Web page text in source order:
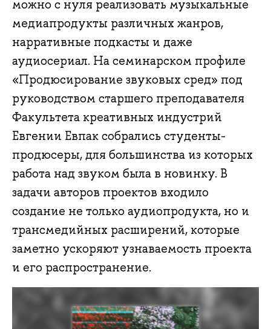
можно с нуля реализовать музыкальные
медиапродукты различных жанров,
нарративные подкасты и даже
аудиосериал. На семинарском профиле
«Продюсирование звуковых сред» под
руководством старшего преподавателя
Факультета креативных индустрий
Евгении Евпак собрались студенты-
продюсеры, для большинства из которых
работа над звуком была в новинку. В
задачи авторов проектов входило
создание не только аудиопродукта, но и
трансмедийных расширений, которые
заметно ускоряют узнаваемость проекта
и его распространение.